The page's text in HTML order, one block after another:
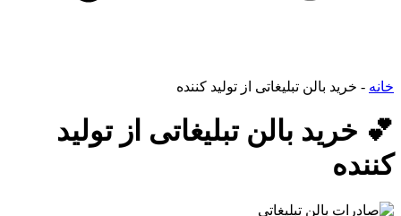
خانه - خرید بالن تبلیغاتی از تولید کننده
💕 خرید بالن تبلیغاتی از تولید
کننده